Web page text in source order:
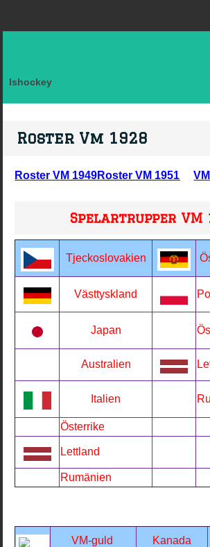
BRYNÄS IF DAM
KONTAKTA
Ishockey
Roster Vm 1928
Roster VM 1949Roster VM 1951
Spelartrupper VM
Tjeckoslovakien
Västtyskland
Japan
Australien
Italien
Österrike
Lettland
Rumänien
VM-guld Kanada